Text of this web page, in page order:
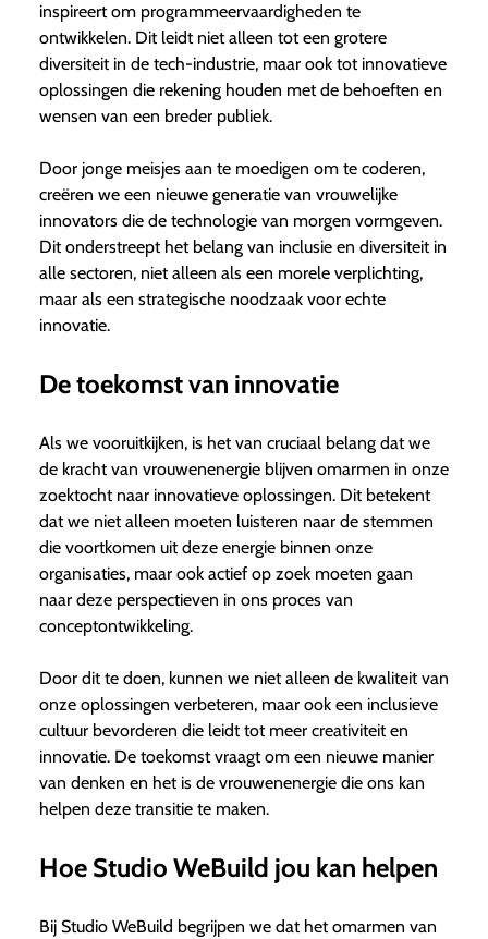
inspireert om programmeervaardigheden te
ontwikkelen. Dit leidt niet alleen tot een grotere
diversiteit in de tech-industrie, maar ook tot innovatieve
oplossingen die rekening houden met de behoeften en
wensen van een breder publiek.
Door jonge meisjes aan te moedigen om te coderen,
creëren we een nieuwe generatie van vrouwelijke
innovators die de technologie van morgen vormgeven.
Dit onderstreept het belang van inclusie en diversiteit in
alle sectoren, niet alleen als een morele verplichting,
maar als een strategische noodzaak voor echte
innovatie.
De toekomst van innovatie
Als we vooruitkijken, is het van cruciaal belang dat we
de kracht van vrouwenenergie blijven omarmen in onze
zoektocht naar innovatieve oplossingen. Dit betekent
dat we niet alleen moeten luisteren naar de stemmen
die voortkomen uit deze energie binnen onze
organisaties, maar ook actief op zoek moeten gaan
naar deze perspectieven in ons proces van
conceptontwikkeling.
Door dit te doen, kunnen we niet alleen de kwaliteit van
onze oplossingen verbeteren, maar ook een inclusieve
cultuur bevorderen die leidt tot meer creativiteit en
innovatie. De toekomst vraagt om een nieuwe manier
van denken en het is de vrouwenenergie die ons kan
helpen deze transitie te maken.
Hoe Studio WeBuild jou kan helpen
Bij Studio WeBuild begrijpen we dat het omarmen van